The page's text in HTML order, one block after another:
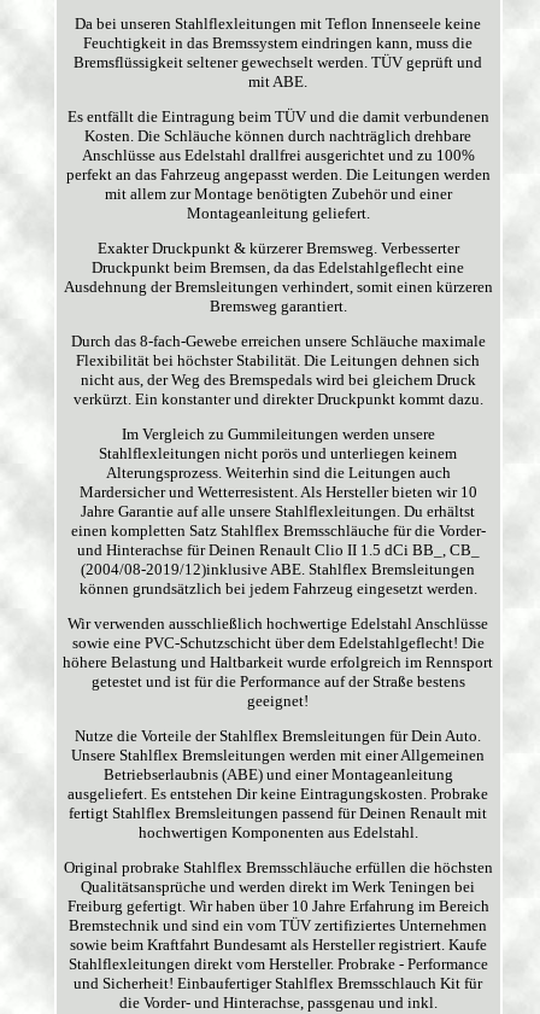
Da bei unseren Stahlflexleitungen mit Teflon Innenseele keine
Feuchtigkeit in das Bremssystem eindringen kann, muss die
Bremsflüssigkeit seltener gewechselt werden. TÜV geprüft und
mit ABE.
Es entfällt die Eintragung beim TÜV und die damit verbundenen
Kosten. Die Schläuche können durch nachträglich drehbare
Anschlüsse aus Edelstahl drallfrei ausgerichtet und zu 100%
perfekt an das Fahrzeug angepasst werden. Die Leitungen werden
mit allem zur Montage benötigten Zubehör und einer
Montageanleitung geliefert.
Exakter Druckpunkt & kürzerer Bremsweg. Verbesserter
Druckpunkt beim Bremsen, da das Edelstahlgeflecht eine
Ausdehnung der Bremsleitungen verhindert, somit einen kürzeren
Bremsweg garantiert.
Durch das 8-fach-Gewebe erreichen unsere Schläuche maximale
Flexibilität bei höchster Stabilität. Die Leitungen dehnen sich
nicht aus, der Weg des Bremspedals wird bei gleichem Druck
verkürzt. Ein konstanter und direkter Druckpunkt kommt dazu.
Im Vergleich zu Gummileitungen werden unsere
Stahlflexleitungen nicht porös und unterliegen keinem
Alterungsprozess. Weiterhin sind die Leitungen auch
Mardersicher und Wetterresistent. Als Hersteller bieten wir 10
Jahre Garantie auf alle unsere Stahlflexleitungen. Du erhältst
einen kompletten Satz Stahlflex Bremsschläuche für die Vorder-
und Hinterachse für Deinen Renault Clio II 1.5 dCi BB_, CB_
(2004/08-2019/12)inklusive ABE. Stahlflex Bremsleitungen
können grundsätzlich bei jedem Fahrzeug eingesetzt werden.
Wir verwenden ausschließlich hochwertige Edelstahl Anschlüsse
sowie eine PVC-Schutzschicht über dem Edelstahlgeflecht! Die
höhere Belastung und Haltbarkeit wurde erfolgreich im Rennsport
getestet und ist für die Performance auf der Straße bestens
geeignet!
Nutze die Vorteile der Stahlflex Bremsleitungen für Dein Auto.
Unsere Stahlflex Bremsleitungen werden mit einer Allgemeinen
Betriebserlaubnis (ABE) und einer Montageanleitung
ausgeliefert. Es entstehen Dir keine Eintragungskosten. Probrake
fertigt Stahlflex Bremsleitungen passend für Deinen Renault mit
hochwertigen Komponenten aus Edelstahl.
Original probrake Stahlflex Bremsschläuche erfüllen die höchsten
Qualitätsansprüche und werden direkt im Werk Teningen bei
Freiburg gefertigt. Wir haben über 10 Jahre Erfahrung im Bereich
Bremstechnik und sind ein vom TÜV zertifiziertes Unternehmen
sowie beim Kraftfahrt Bundesamt als Hersteller registriert. Kaufe
Stahlflexleitungen direkt vom Hersteller. Probrake - Performance
und Sicherheit! Einbaufertiger Stahlflex Bremsschlauch Kit für
die Vorder- und Hinterachse, passgenau und inkl.